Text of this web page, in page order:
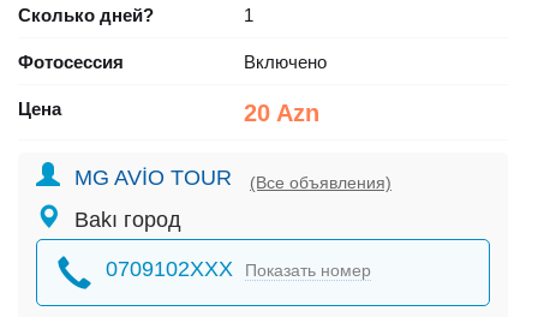
Сколько дней? 1
Фотосессия Включено
Цена 20 Azn
MG AVİO TOUR (Все объявления)
Bakı город
0709102XXX Показать номер